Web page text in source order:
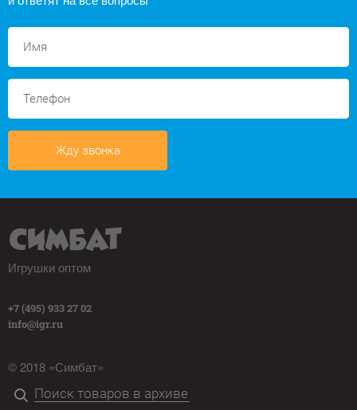
Жду звонка
Игрушки оптом
+7 (495) 933 27 02
info@igr.ru
© 2018 «Симбат»